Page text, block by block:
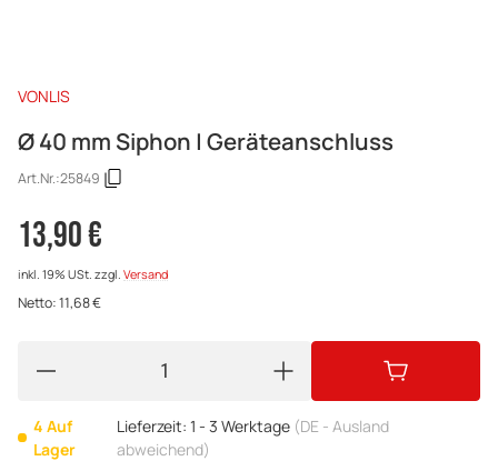
VONLIS
Ø 40 mm Siphon | Geräteanschluss
Art.Nr.:25849
13,90 €
inkl. 19% USt. zzgl. Versand
Netto:11,68€
4 Auf
Lager
Lieferzeit: 1 - 3 Werktage (DE - Ausland
abweichend)